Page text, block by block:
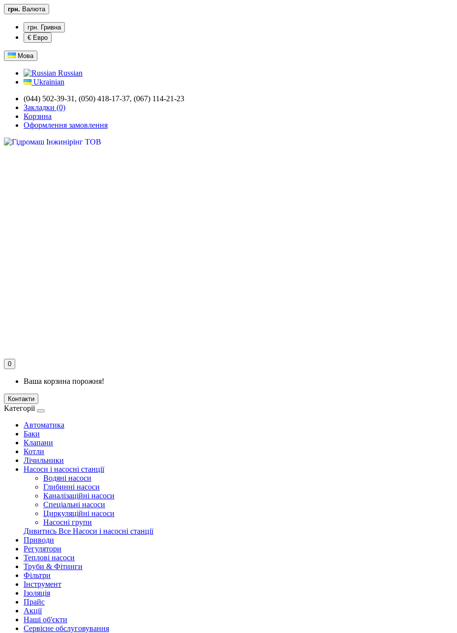
грн. Валюта
грн. Гривна
€ Евро
Мова
Russian
Ukrainian
(044) 502-39-31, (050) 418-17-37, (067) 114-21-23
Закладки (0)
Корзина
Оформлення замовлення
0
Ваша корзина порожня!
Контакти
Категорії
Автоматика
Баки
Клапани
Котли
Лічильники
Насоси і насосні станції
Водяні насоси
Глибинні насоси
Каналізаційні насоси
Спеціальні насоси
Циркуляційні насоси
Насосні групи
Дивитись Все Насоси і насосні станції
Приводи
Регулятори
Теплові насоси
Труби & Фітинги
Фільтри
Інструмент
Ізоляція
Прайс
Акції
Наші об'єкти
Сервісне обслуговування